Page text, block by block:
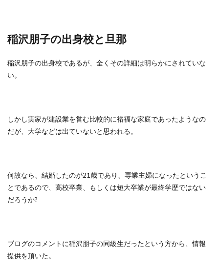
稲沢朋子の出身校と旦那
稲沢朋子の出身校であるが、全くその詳細は明らかにされていな
い。
しかし実家が建設業を営む比較的に裕福な家庭であったようなの
だが、大学などは出ていないと思われる。
何故なら、結婚したのが21歳であり、専業主婦になったというこ
とであるので、高校卒業、もしくは短大卒業が最終学歴ではない
だろうか?
ブログのコメントに稲沢朋子の同級生だったという方から、情報
提供を頂いた。